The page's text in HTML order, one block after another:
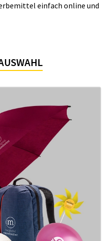
einfach online und